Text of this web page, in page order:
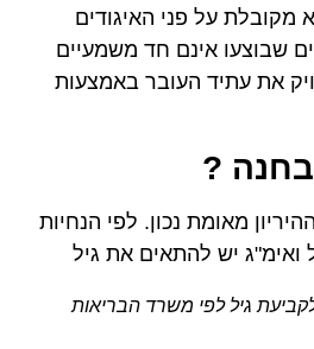
מקובלת על פני האיגודים
שבוצעו אינם חד משמעיים
את עתיד העובר באמצעות
?
מאומת נכון. לפי הנחיות
יש להתאים את גיל
גיל לפי משרד הבריאות